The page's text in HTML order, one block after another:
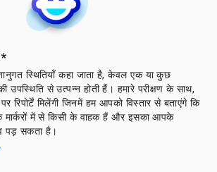
*
स्थितियाँ कहा जाता है, केवल एक या कुछ
उपस्थिति से उत्पन्न होती हैं। हमारे परीक्षण के साथ,
पर रिपोर्टें मिलेंगी जिनमें हम आपको विस्तार से बताएंगे कि
में से किसी के वाहक हैं और इसका आपके
पड़ सकता है।